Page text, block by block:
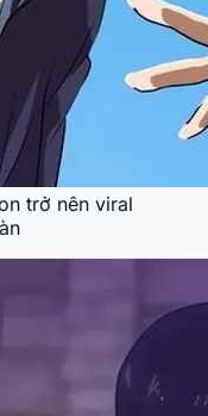
trở nên viral